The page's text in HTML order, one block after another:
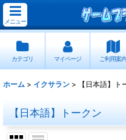
メニュー
カテゴリ マイページ ご利用案内
ホーム > イクサラン > 【日本語】ト
【日本語】トークン